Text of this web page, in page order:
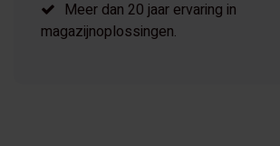
Meer dan 20 jaar ervaring in
magazijnoplossingen.